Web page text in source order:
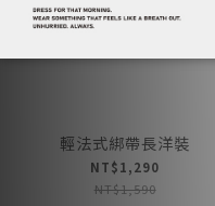
輕法式綁帶長洋裝
NT$1,290
NT$1,590